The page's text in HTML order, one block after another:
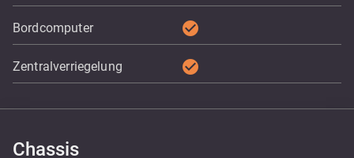
Bordcomputer check_circle
Zentralverriegelung check_circle
Chassis